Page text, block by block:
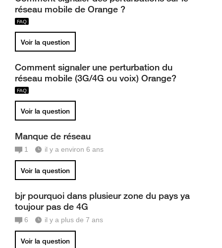
réseau mobile de Orange ?
Voir la question
Comment signaler une perturbation du
réseau mobile (3G/4G ou voix) Orange?
Voir la question
Manque de réseau
1 il y a environ 6 ans
Voir la question
bjr pourquoi dans plusieur zone du pays ya
toujour pas de 4G
6 il y a plus de 7 ans
Voir la question